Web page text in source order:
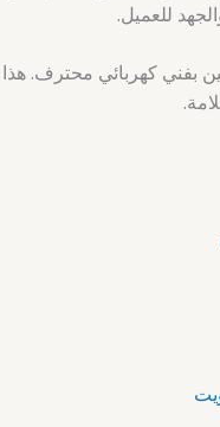
للعميل.
بفني كهربائي محترف. هذا